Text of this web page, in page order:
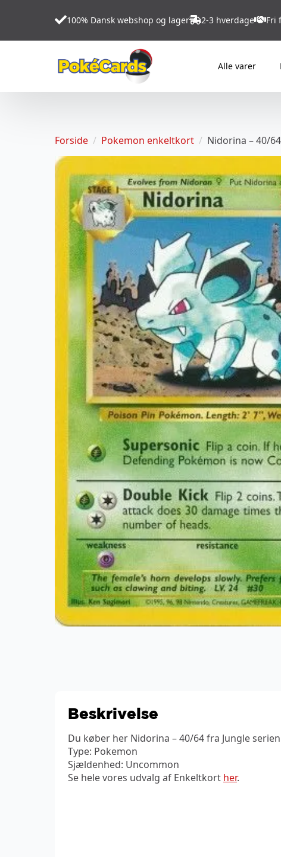
100% Dansk webshop og lager 2-3 hverdage Fri
Alle varer
Forside Pokemon enkeltkort Nidorina – 40/64
Beskrivelse
Du køber her Nidorina – 40/64 fra Jungle
Type: Pokemon
Sjældenhed: Uncommon
Se hele vores udvalg af Enkeltkort her.